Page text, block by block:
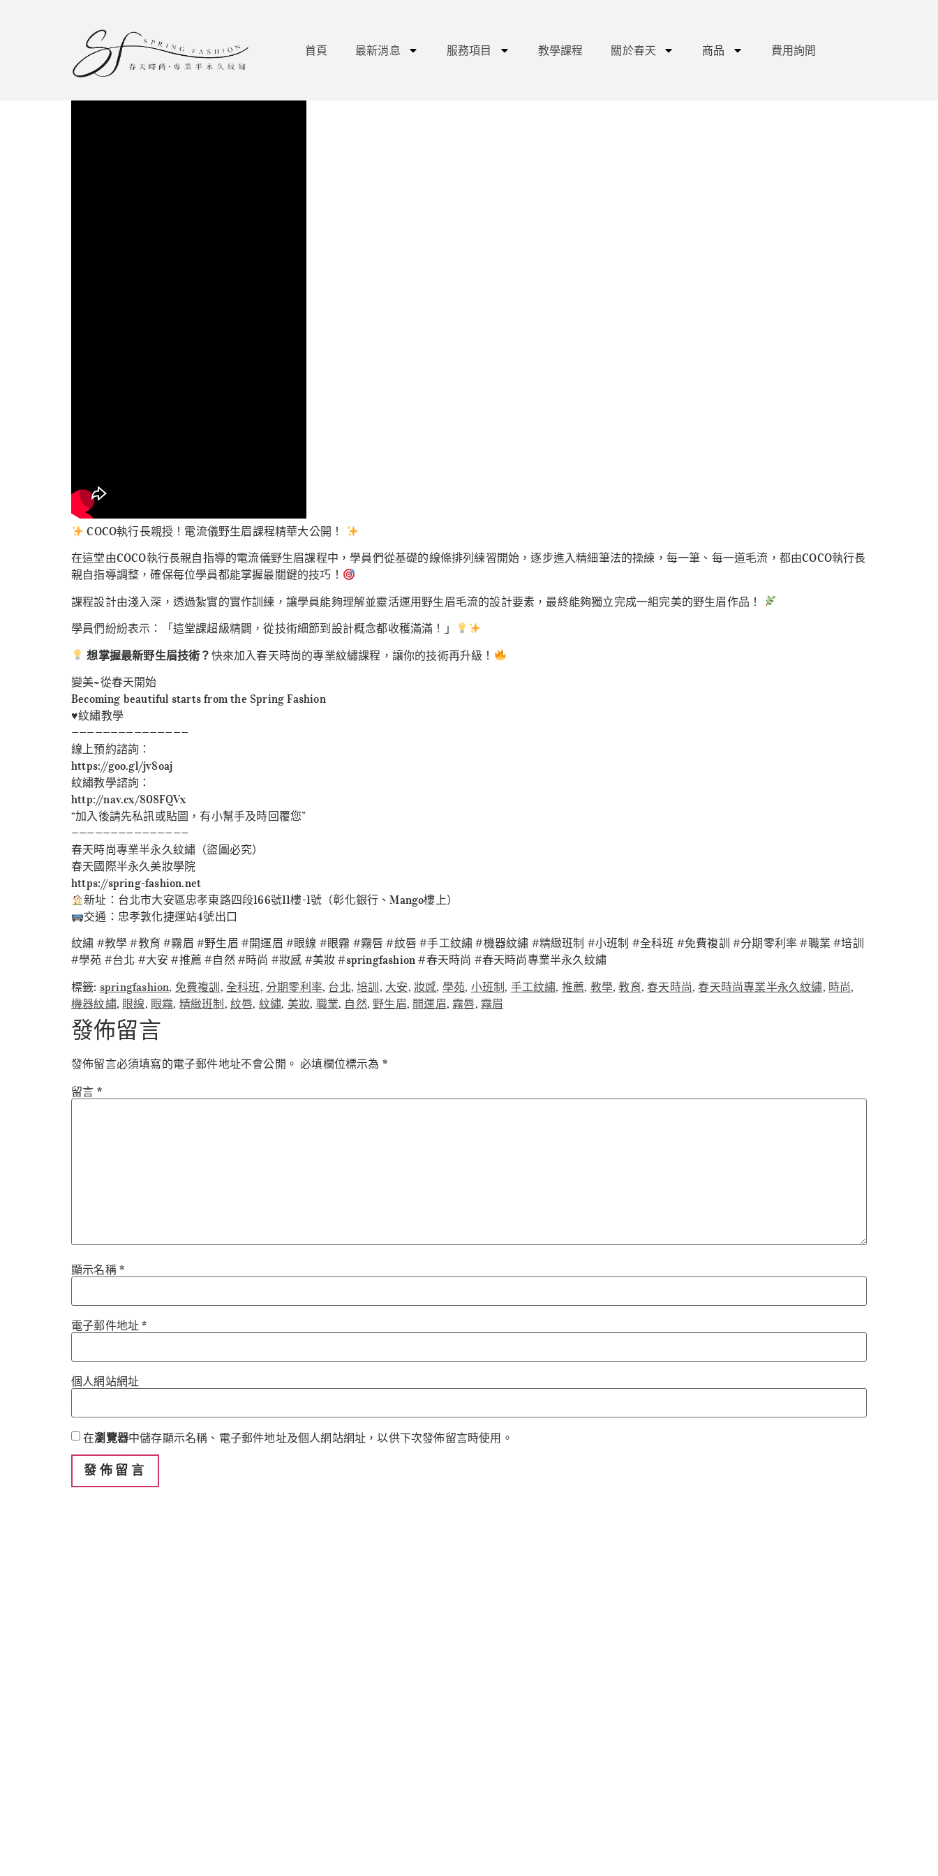
首頁 最新消息 服務項目 教學課程 關於春天 商品 費用詢問
COCO執行長親授！電流儀野生眉課程精華大公開！
在這堂由COCO執行長親自指導的電流儀野生眉課程中，學員們從基礎的線條排列練習開始，逐步進入精細筆法的操練，每一筆、每一道毛流，都由COCO執行長
親自指導調整，確保每位學員都能掌握最關鍵的技巧！
課程設計由淺入深，透過紮實的實作訓練，讓學員能夠理解並靈活運用野生眉毛流的設計要素，最終能夠獨立完成一組完美的野生眉作品！
學員們紛紛表示：「這堂課超級精闢，從技術細節到設計概念都收穫滿滿！」
想掌握最新野生眉技術？ 快來加入春天時尚的專業紋繡課程，讓你的技術再升級！
變美~從春天開始
Becoming beautiful starts from the Spring Fashion
♥️紋繡教學
———————————————
線上預約諮詢：
https://goo.gl/jv8oaj
紋繡教學諮詢：
http://nav.cx/808FQVx
“加入後請先私訊或貼圖，有小幫手及時回覆您”
———————————————
春天時尚專業半永久紋繡（盜圖必究）
春天國際半永久美妝學院
https://spring-fashion.net
新址：台北市大安區忠孝東路四段166號11樓-1號（彰化銀行、Mango樓上）
交通：忠孝敦化捷運站4號出口
紋繡 #教學 #教育 #霧眉 #野生眉 #開運眉 #眼線 #眼霧 #霧唇 #紋唇 #手工紋繡 #機器紋繡 #精緻班制 #小班制 #全科班 #免費複訓 #分期零利率 #職業 #培訓
#學苑 #台北 #大安 #推薦 #自然 #時尚 #妝感 #美妝 #springfashion #春天時尚 #春天時尚專業半永久紋繡
標籤: springfashion, 免費複訓,全科班,分期零利率, 台北,培訓, 大安, 妝感, 學苑, 小班制, 手工紋繡, 推薦, 教學,教育,春天時尚,春天時尚專業半永久紋繡, 時尚,
機器紋繡, 眼線, 眼霧, 精緻班制,紋唇, 紋繡, 美妝, 職業, 自然, 野生眉, 開運眉, 霧唇, 霧眉
發佈留言
發佈留言必須填寫的電子郵件地址不會公開。 必填欄位標示為 *
留言 *
顯示名稱 *
電子郵件地址*
個人網站網址
在瀏覽器中儲存顯示名稱、電子郵件地址及個人網站網址，以供下次發佈留言時使用。